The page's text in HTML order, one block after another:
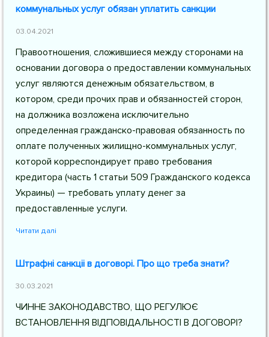
коммунальных услуг обязан уплатить санкции
03.04.2021
Правоотношения, сложившиеся между сторонами на
основании договора о предоставлении коммунальных
услуг являются денежным обязательством, в
котором, среди прочих прав и обязанностей сторон,
на должника возложена исключительно
определенная гражданско-правовая обязанность по
оплате полученных жилищно-коммунальных услуг,
которой корреспондирует право требования
кредитора (часть 1 статьи 509 Гражданского кодекса
Украины) — требовать уплату денег за
предоставленные услуги.
Читати далі
Штрафні санкціі в договорі. Про що треба знати?
30.03.2021
ЧИННЕ ЗАКОНОДАВСТВО, ЩО РЕГУЛЮЄ
ВСТАНОВЛЕННЯ ВІДПОВІДАЛЬНОСТІ В ДОГОВОРІ?